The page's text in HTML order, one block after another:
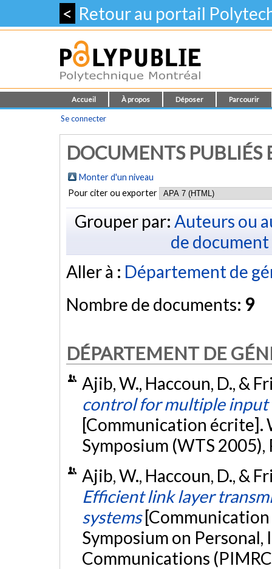
< Retour au portail
Accueil À propos Déposer Parcourir
Se connecter
DOCUMENTS PUBLIÉS
Monter d'un niveau
Pour citer ou exporter
Grouper par: Auteurs ou
de document
Aller à : Département de
Nombre de documents: 9
DÉPARTEMENT DE
Ajib, W., Haccoun, D., &
control for multiple
[Communication écrite].
Symposium (WTS 2005),
Ajib, W., Haccoun, D., &
Efficient link layer
systems
Symposium on
Communications